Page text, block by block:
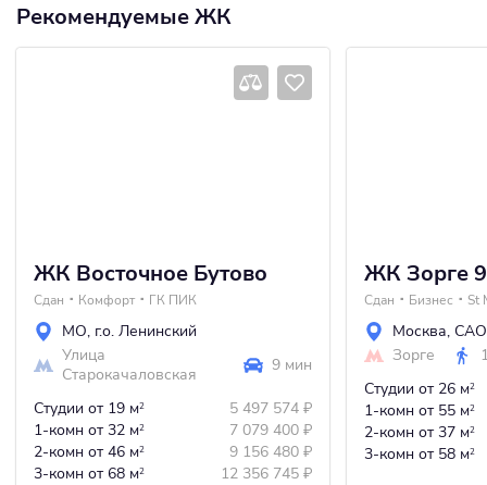
Рекомендуемые ЖК
ЖК Восточное Бутово
Сдан Комфорт ГК ПИК
МО, г.о. Ленинский
Улица
Старокачаловская
9 мин
Студии от 19 м2 5 497 574 ₽
1-комн от 32 м2 7 079 400 ₽
2-комн от 46 м2 9 156 480 ₽
3-комн от 68 м2 12 356 745 ₽
ЖК Зорге 9
Сдан Бизнес St
Москва, САО
Зорге
Студии от 26 м2
1-комн от 55 м2
2-комн от 37 м2
3-комн от 58 м2